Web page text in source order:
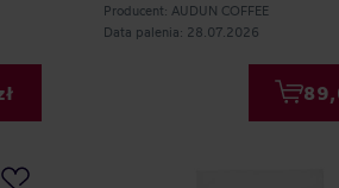
Producent: AUDUN COFFEE
Data palenia: 28.07.2026